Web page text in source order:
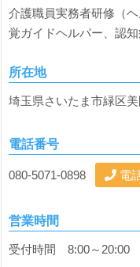
介護職員実務者研修（
覚ガイドヘルパー、認
所在地
埼玉県さいたま市緑区
電話番号
080-5071-0898 電
営業時間
受付時間 8:00～20:00